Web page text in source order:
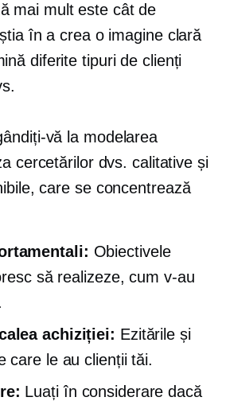
mai mult este cât de
în a crea o imagine clară
diferite tipuri de clienți
vă la modelarea
cercetărilor dvs. calitative și
care se concentrează
Obiectivele
să realizeze, cum v-au
achiziției: Ezitările și
care le au clienții tăi.
Luați în considerare dacă